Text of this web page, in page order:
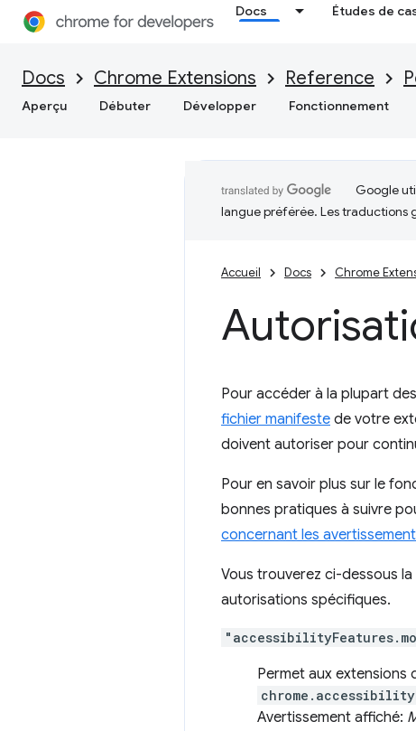
Docs Études de
Docs Chrome Extensions Reference
Aperçu Débuter Développer Fonctionnement
Google
langue préférée. Les traductions
Accueil Docs Chrome
Pour accéder à la plupart
fichier manifeste de votre
doivent autoriser pour
Pour en savoir plus sur le
bonnes pratiques à suivre
concernant les
Vous trouverez ci-dessous
autorisations spécifiques.
Permet aux extensions
Avertissement affiché: